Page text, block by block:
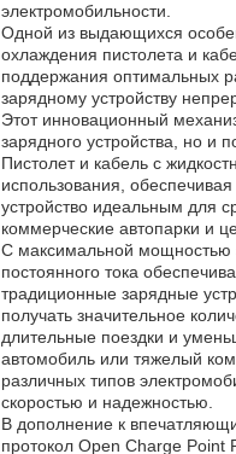
электромобильности.
Одной из выдающихся
охлаждения пистолета и
поддержания оптимальных
зарядному устройству
Этот инновационный
зарядного устройства, но и
Пистолет и кабель с
использования,
устройство идеальным для
коммерческие автопарки и
С максимальной мощностью
постоянного тока
традиционные зарядные
получать значительное
длительные поездки и
автомобиль или тяжелый
различных типов
скоростью и надежностью.
В дополнение к
протокол Open Charge Point